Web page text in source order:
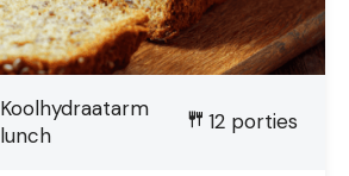
Koolhydraatarm
lunch
12porties